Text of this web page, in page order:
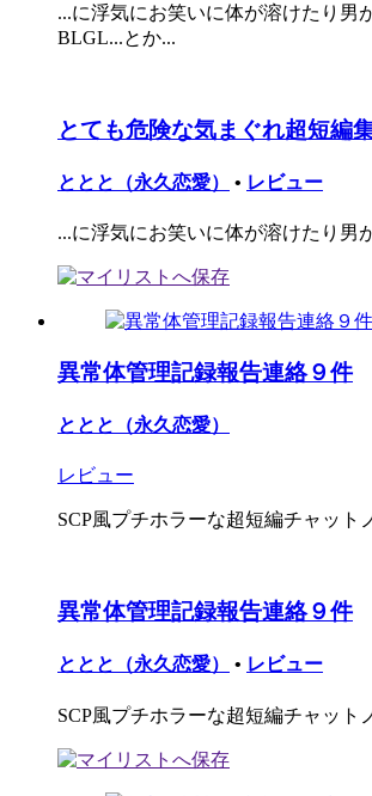
...に浮気にお笑いに体が溶けたり男
BLGL...とか...
とても危険な気まぐれ超短編
ととと（永久恋愛） • レビュー
...に浮気にお笑いに体が溶けたり男
異常体管理記録報告連絡９件
ととと（永久恋愛）
レビュー
SCP風プチホラーな超短編チャット
異常体管理記録報告連絡９件
ととと（永久恋愛） • レビュー
SCP風プチホラーな超短編チャット